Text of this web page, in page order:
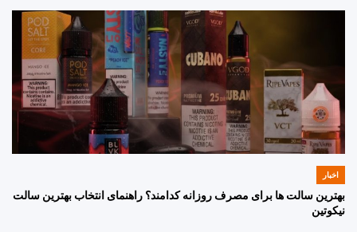
POSTED
اخبار
بهترین سالت ها برای مصرف روزانه کدامند؟ راهنمای انتخاب بهترین سالت
نیکوتین